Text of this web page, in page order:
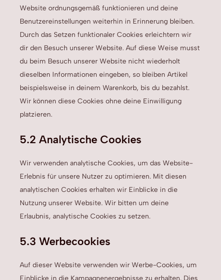
Website ordnungsgemäß funktionieren und deine
Benutzereinstellungen weiterhin in Erinnerung bleiben.
Durch das Setzen funktionaler Cookies erleichtern wir
dir den Besuch unserer Website. Auf diese Weise musst
du beim Besuch unserer Website nicht wiederholt
dieselben Informationen eingeben, so bleiben Artikel
beispielsweise in deinem Warenkorb, bis du bezahlst.
Wir können diese Cookies ohne deine Einwilligung
platzieren.
5.2 Analytische Cookies
Wir verwenden analytische Cookies, um das Website-
Erlebnis für unsere Nutzer zu optimieren. Mit diesen
analytischen Cookies erhalten wir Einblicke in die
Nutzung unserer Website. Wir bitten um deine
Erlaubnis, analytische Cookies zu setzen.
5.3 Werbecookies
Auf dieser Website verwenden wir Werbe-Cookies, um